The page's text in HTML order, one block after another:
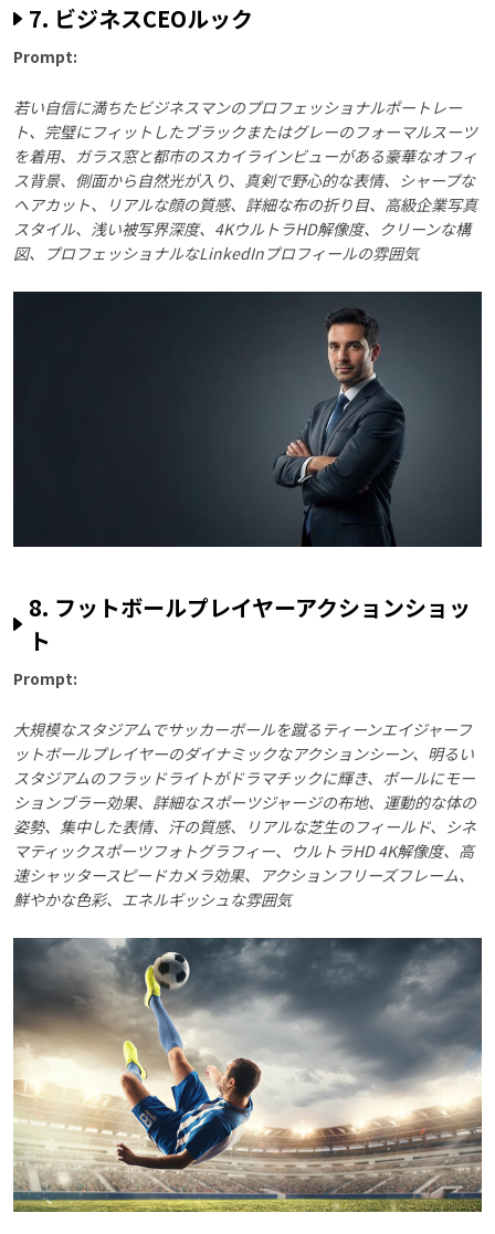
7. ビジネスCEOルック
Prompt:
若い自信に満ちたビジネスマンのプロフェッショナルポートレー
ト、完璧にフィットしたブラックまたはグレーのフォーマルスーツ
を着用、ガラス窓と都市のスカイラインビューがある豪華なオフィ
ス背景、側面から自然光が入り、真剣で野心的な表情、シャープな
ヘアカット、リアルな顔の質感、詳細な布の折り目、高級企業写真
スタイル、浅い被写界深度、4KウルトラHD解像度、クリーンな構
図、プロフェッショナルなLinkedInプロフィールの雰囲気
8. フットボールプレイヤーアクションショッ
ト
Prompt:
大規模なスタジアムでサッカーボールを蹴るティーンエイジャーフ
ットボールプレイヤーのダイナミックなアクションシーン、明るい
スタジアムのフラッドライトがドラマチックに輝き、ボールにモー
ションブラー効果、詳細なスポーツジャージの布地、運動的な体の
姿勢、集中した表情、汗の質感、リアルな芝生のフィールド、シネ
マティックスポーツフォトグラフィー、ウルトラHD 4K解像度、高
速シャッタースピードカメラ効果、アクションフリーズフレーム、
鮮やかな色彩、エネルギッシュな雰囲気